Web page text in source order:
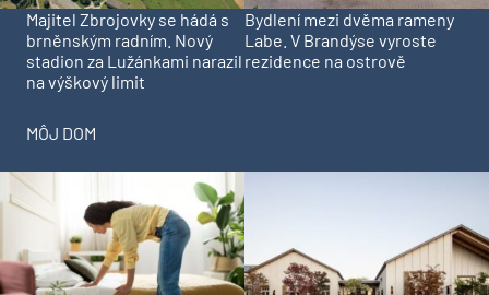
Majitel Zbrojovky se hádá s
brněnským radním. Nový
stadion za Lužánkami narazil
na výškový limit
Bydlení mezi dvěma rameny
Labe. V Brandýse vyroste
rezidence na ostrově
MÔJ DOM